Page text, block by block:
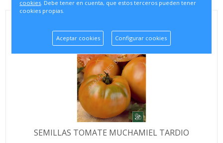
SEMILLAS TOMATE MUCHAMIEL TARDIO
cookies. Debe tener en cuenta, que estos terceros pueden tener
cookies propias.
Aceptar cookies Configurar cookies